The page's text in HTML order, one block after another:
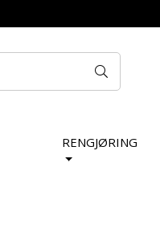
RENGJØRING